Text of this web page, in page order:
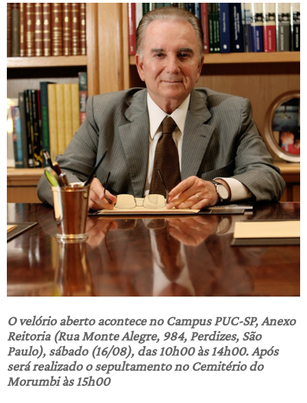
O velório aberto acontece no Campus PUC-SP, Anexo
Reitoria (Rua Monte Alegre, 984, Perdizes, São
Paulo), sábado (16/08), das 10h00 às 14h00. Após
será realizado o sepultamento no Cemitério do
Morumbi às 15h00